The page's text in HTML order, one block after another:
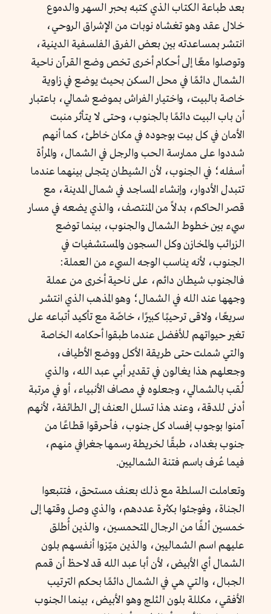
بعد طباعة الكتاب الذي كتبه بحبر السهر والدموع
خلال عقد وهو تغشاه نوبات من الإشراق الروحي،
انتشر بمساعدته بين بعض الفرق الفلسفية الدينية،
وتوصلوا معًا إلى أحكام أخرى تخص وضع القرآن ناحية
الشمال دائمًا في محل السكن بحيث يوضع في زاوية
خاصة بالبيت، واختيار الفراش بموضع شمالي، باعتبار
أن باب البيت دائمًا بالجنوب، وحتى لا يتأثر منبت
الأمان في كل بيت بوجوده في مكان خاطئ، كما أنهم
شددوا على ممارسة الحب والرجل في الشمال، والمرأة
أسفله؛ في الجنوب، لأن الشيطان يتجلى بينهما عندما
تتبدل الأدوار، وإنشاء المساجد في شمال المدينة، مع
قصر الحاكم، بدلاً من المنتصف، والذي يضعه في مسار
سيء بين خطوط الشمال والجنوب، بينما توضع
الزرائب والمخازن وكل السجون والمستشفيات في
الجنوب، لأنه يناسب الوجه السيء من العملة:
فالجنوب شيطان دائم، على ناحية أخرى من عملة
وجهها عند الله في الشمال؛ وهو المذهب الذي انتشر
سريعًا، ولاقى ترحيبًا كبيرًا، خاصًة مع تأكيد أتباعه على
تغير حيواتهم للأفضل عندما طبقوا أحكامه الخاصة
والتي شملت حتى طريقة الأكل ووضع الأطياف،
وجعلهم هذا يغالون في تقدير أبي عبد الله، والذي
لُقب بالشمالي، وجعلوه في مصاف الأنبياء، أو في مرتبة
أدنى للدقة، وعند هذا تسلل العنف إلى الطائفة، لأنهم
آمنوا بوجوب إفساد كل جنوب، فأحرقوا قطاعًا من
جنوب بغداد، طبقًا لخريطة رسمها جغرافي منهم،
فيما عُرف باسم فتنة الشماليين.
وتعاملت السلطة مع ذلك بعنف مستحق، فتتبعوا
الجناة، وفوجئوا بكثرة عددهم، والذي وصل وقتها إلى
خمسين ألفًا من الرجال المتحمسين، والذين أُطلق
عليهم اسم الشماليين، والذين ميّزوا أنفسهم بلون
الشمال أي الأبيض، لأن أبا عبد الله قد لاحظ أن قمم
الجبال، والتي هي في الشمال دائمًا بحكم الترتيب
الأفقي، مكللة بلون الثلج وهو الأبيض، بينما الجنوب